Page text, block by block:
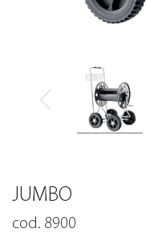
JUMBO
cod. 8900